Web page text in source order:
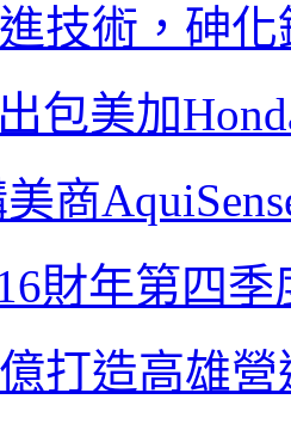
技術，砷
包美加
商
財年第四季
打造高雄營